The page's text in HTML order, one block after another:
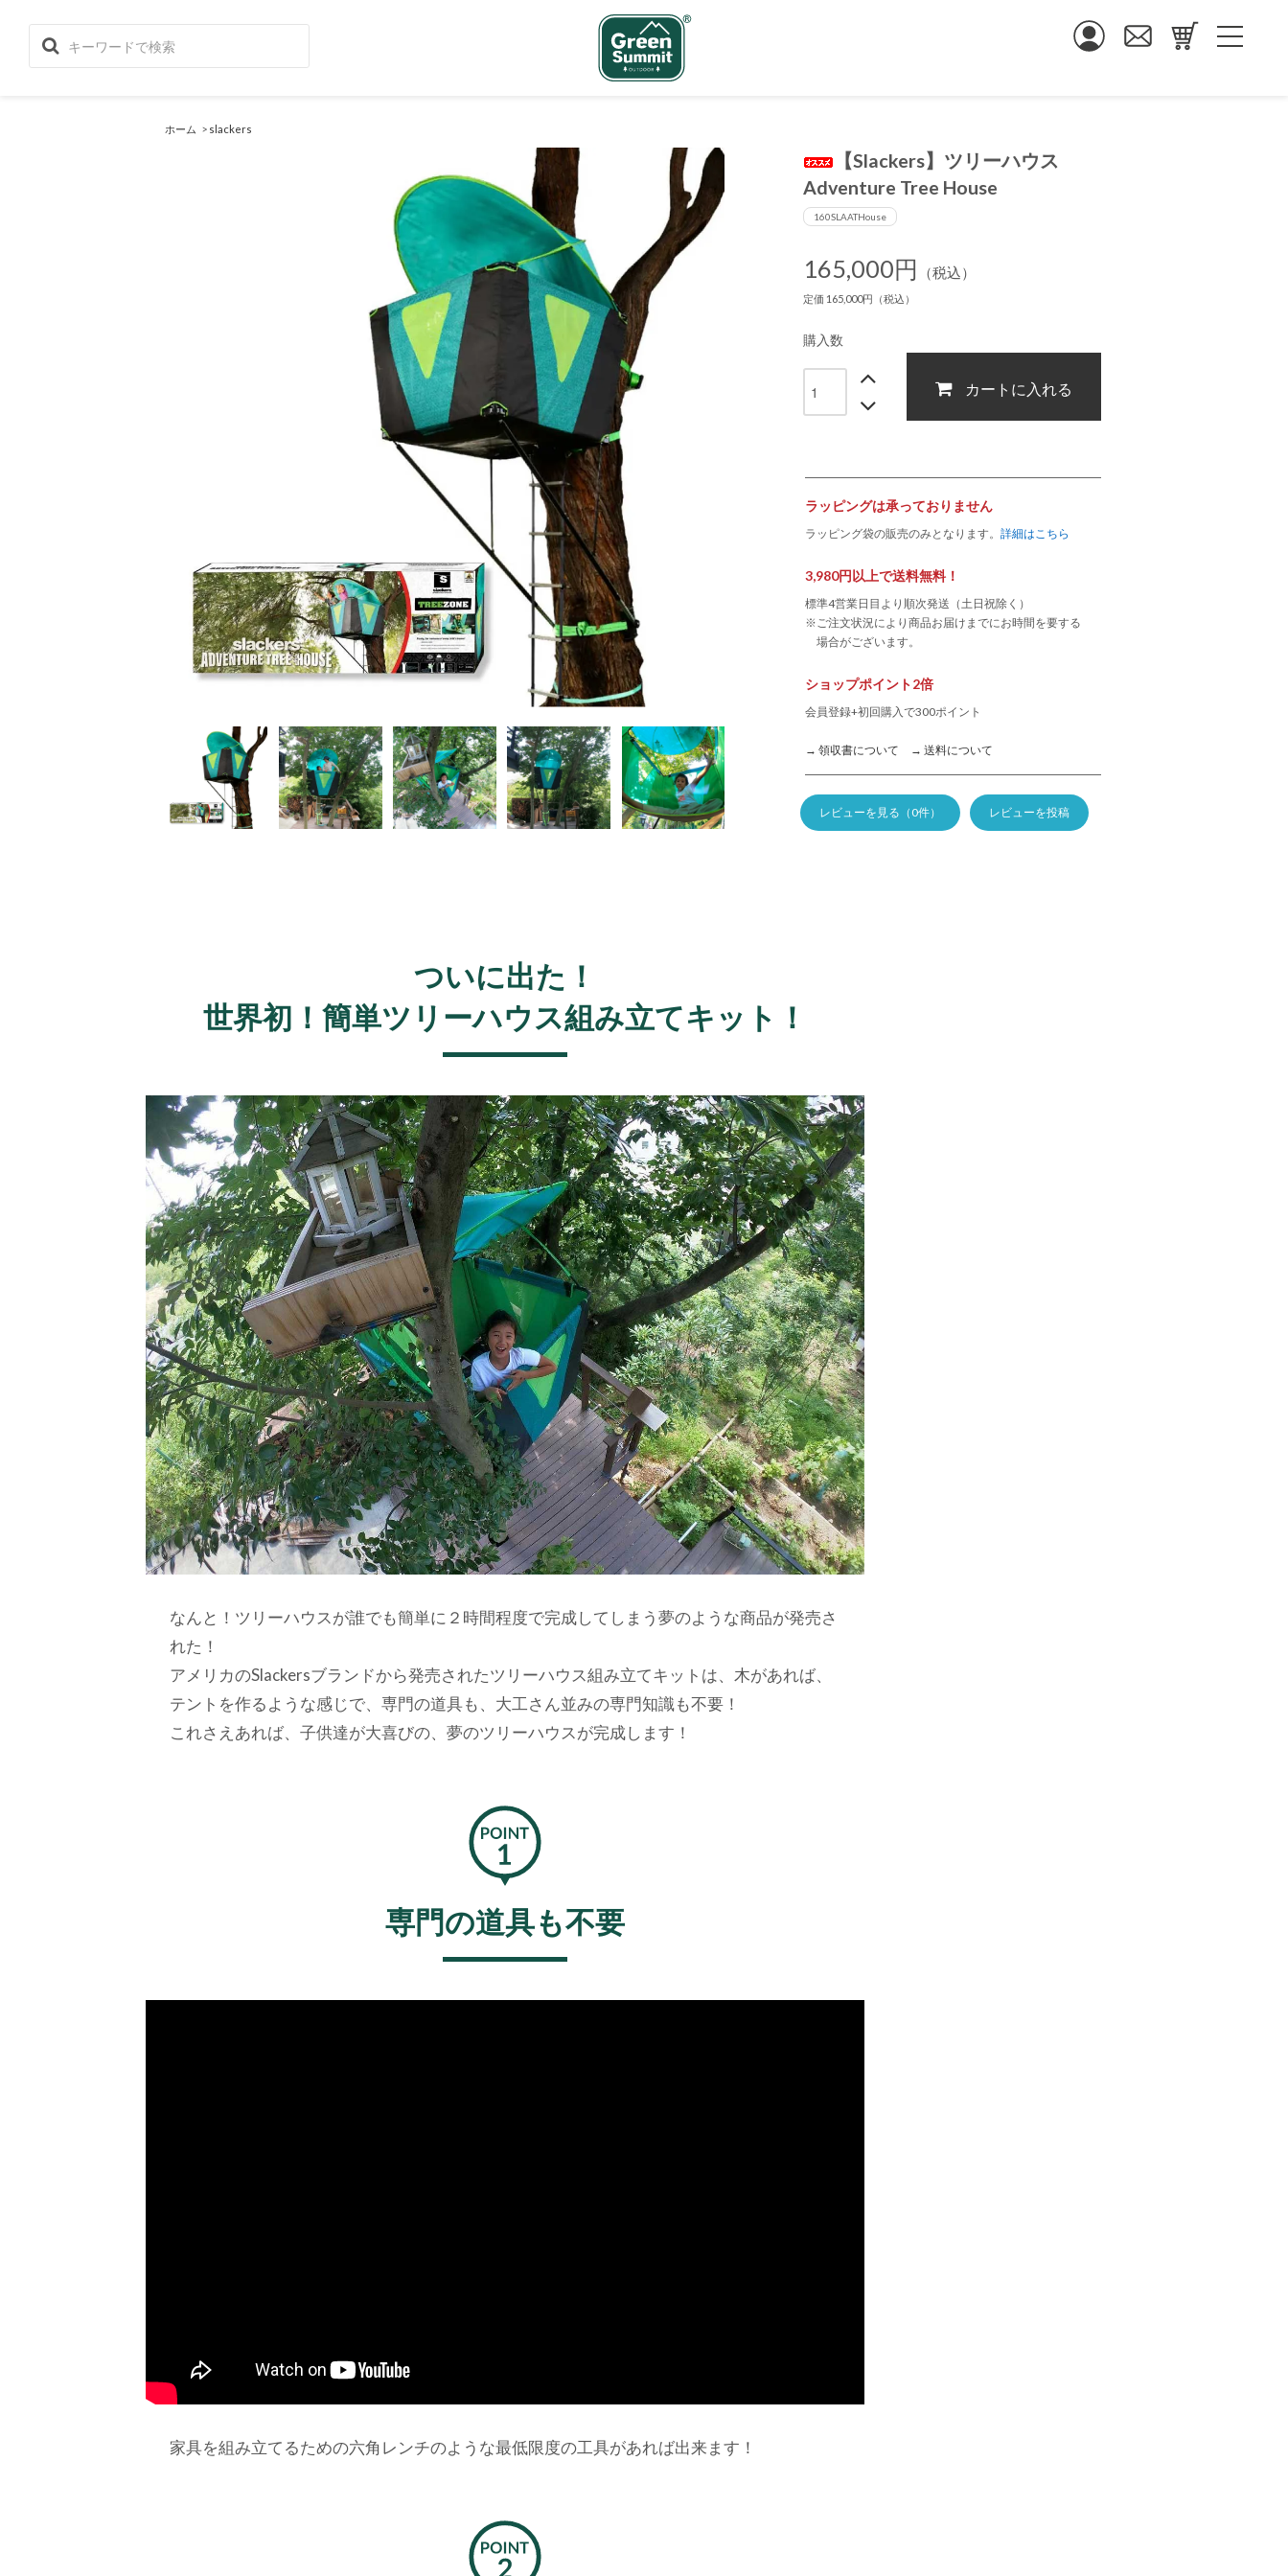
ホーム > slackers
【Slackers】ツリーハウス
Adventure Tree House
160SLAATHouse
165,000円 （税込）
定価 165,000円（税込）
購入数
カートに入れる
ラッピングは承っておりません
ラッピング袋の販売のみとなります。 詳細はこちら
3,980円以上で送料無料！
標準4営業日目より順次発送（土日祝除く）
※ご注文状況により商品お届けまでにお時間を要する
場合がございます。
ショップポイント2倍
会員登録+初回購入で300ポイント
→ 領収書について → 送料について
レビューを見る（0件） レビューを投稿
ついに出た！
世界初！簡単ツリーハウス組み立てキット！
なんと！ツリーハウスが誰でも簡単に２時間程度で完成してしまう夢のような商品が発売さ
れた！
アメリカのSlackersブランドから発売されたツリーハウス組み立てキットは、木があれば、
テントを作るような感じで、専門の道具も、大工さん並みの専門知識も不要！
これさえあれば、子供達が大喜びの、夢のツリーハウスが完成します！
専門の道具も不要
家具を組み立てるための六角レンチのような最低限度の工具があれば出来ます！